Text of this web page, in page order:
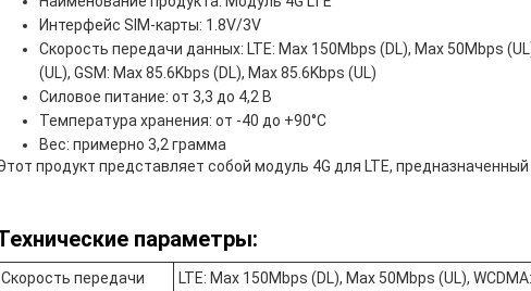
Интерфейс SIM-карты: 1.8V/3V
Скорость передачи данных: LTE: Max 150Mbps (DL), Max 50Mbps
(UL), GSM: Max 85.6Kbps (DL), Max 85.6Kbps (UL)
Силовое питание: от 3,3 до 4,2 В
Температура хранения: от -40 до +90°C
Вес: примерно 3,2 грамма
продукт представляет собой модуль 4G для LTE,
параметры:
Скорость передачи
LTE: Max 150Mbps (DL), Max 50Mbps (UL),